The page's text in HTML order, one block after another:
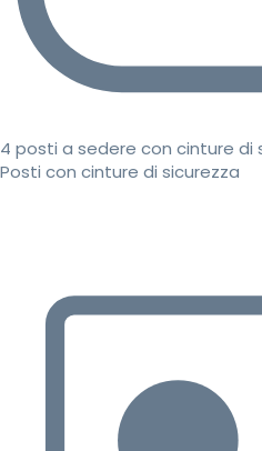
4 posti a sedere con cinture di
Posti con cinture di sicurezza